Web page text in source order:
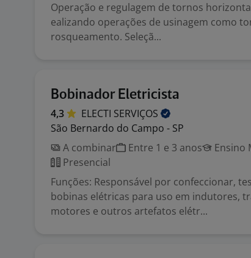
Operação e regulagem de tornos
ealizando operações de usinagem como
rosqueamento. Seleçã...
Bobinador Eletricista
4,3 ELECTI SERVIÇOS
São Bernardo do Campo - SP
A combinar
Entre 1 e 3 anos
Ensino
Presencial
Funções: Responsável por confeccionar,
bobinas elétricas para uso em indutores,
motores e outros artefatos elétr...